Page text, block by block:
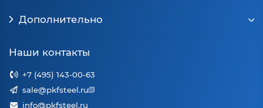
Дополнительно
Наши контакты
+7 (495) 143-00-63
sale@pkfsteel.ru
info@pkfsteel.ru